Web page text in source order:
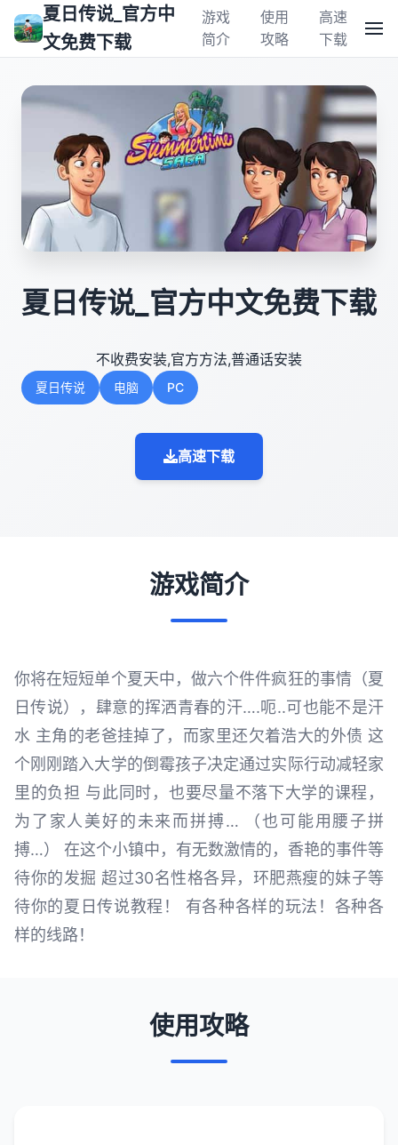
夏日传说_官方中
文免费下载
游戏
简介
使用
攻略
高速
下载
夏日传说_官方中文免费下载
不收费安装,官方方法,普通话安装
夏日传说 电脑 PC
高速下载
游戏简介
你将在短短单个夏天中，做六个件件疯狂的事情（夏
日传说），肆意的挥洒青春的汗….呃..可也能不是汗
水 主角的老爸挂掉了，而家里还欠着浩大的外债 这
个刚刚踏入大学的倒霉孩子决定通过实际行动减轻家
里的负担 与此同时，也要尽量不落下大学的课程，
为了家人美好的未来而拼搏… （也可能用腰子拼
搏…） 在这个小镇中，有无数激情的，香艳的事件等
待你的发掘 超过30名性格各异，环肥燕瘦的妹子等
待你的夏日传说教程！ 有各种各样的玩法！各种各
样的线路！
使用攻略